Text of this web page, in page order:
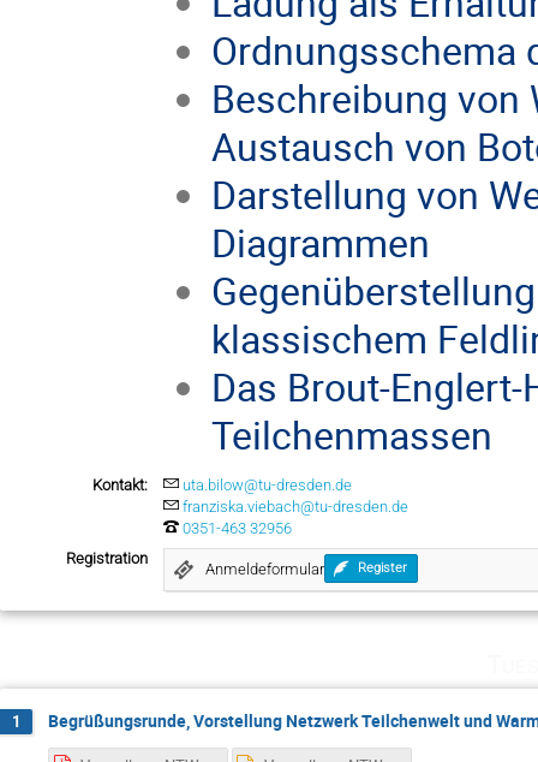
Ordnungsschema
Beschreibung von
Austausch von
Darstellung von
Diagrammen
klassischem
Das Brout-
Teilchenmassen
Kontakt:
uta.bilow@tu-dresden.de
franziska.viebach@tu-dresden.de
0351-463 32956
Registration
Anmeldeformular Register
1 Begrüßungsrunde, Vorstellung Netzwerk Teilchenwelt und